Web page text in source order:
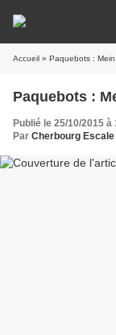
Accueil » Paquebots :
Paquebots :
Publié le 25/10/2015 à
Par Cherbourg Escale